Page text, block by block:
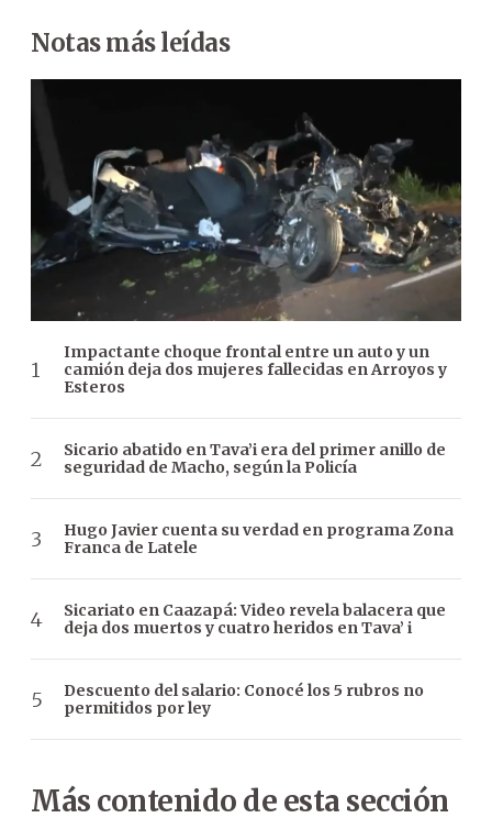
Notas más leídas
Impactante choque frontal entre un auto y un
camión deja dos mujeres fallecidas en Arroyos y
Esteros
Sicario abatido en Tava’i era del primer anillo de
seguridad de Macho, según la Policía
Hugo Javier cuenta su verdad en programa Zona
Franca de Latele
Sicariato en Caazapá: Video revela balacera que
deja dos muertos y cuatro heridos en Tava’ i
Descuento del salario: Conocé los 5 rubros no
permitidos por ley
Más contenido de esta sección